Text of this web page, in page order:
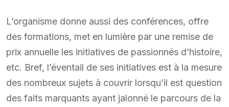
L’organisme donne aussi des conférences, offre
des formations, met en lumière par une remise de
prix annuelle les initiatives de passionnés d’histoire,
etc. Bref, l’éventail de ses initiatives est à la mesure
des nombreux sujets à couvrir lorsqu’il est question
des faits marquants ayant jalonné le parcours de la